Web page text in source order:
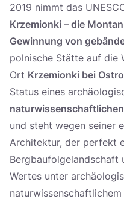
2019 nimmt das
Krzemionki – die
Gewinnung von
polnische Stätte auf die
Ort Krzemionki bei
Status eines
und steht wegen seiner
Architektur, der perfekt
Bergbaufolgelandschaft
Wertes unter
naturwissenschaftlichem